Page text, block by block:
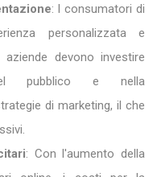
: I consumatori di
personalizzata e
devono investire
pubblico e nella
di marketing, il che
: Con l'aumento della